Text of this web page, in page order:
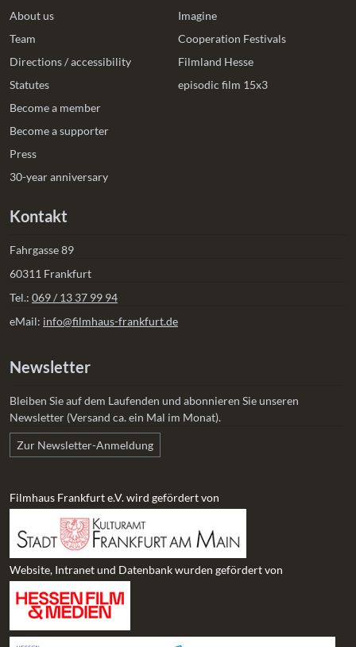
About us
Team
Directions / accessibility
Statutes
Become a member
Become a supporter
Press
30-year anniversary
Imagine
Cooperation Festivals
Filmland Hesse
episodic film 15x3
Kontakt
Fahrgasse 89
60311 Frankfurt
Tel.: 069 / 13 37 99 94
eMail: info@filmhaus-frankfurt.de
Newsletter
Bleiben Sie auf dem Laufenden und abonnieren Sie unseren
Newsletter (Versand ca. ein Mal im Monat).
Zur Newsletter-Anmeldung
Filmhaus Frankfurt e.V. wird gefördert von
Website, Intranet und Datenbank wurden gefördert von